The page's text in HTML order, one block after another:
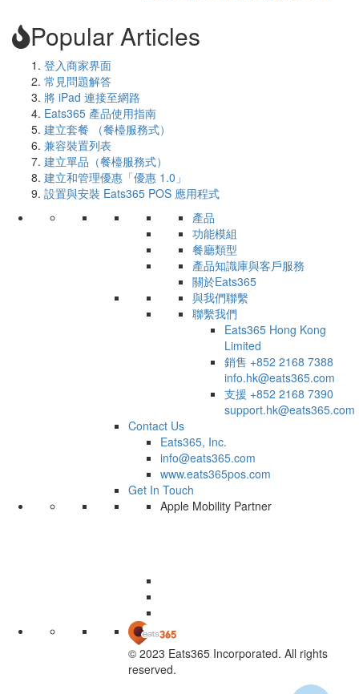
Popular Articles
登入商家界面
常見問題解答
將 iPad 連接至網路
Eats365 產品使用指南
建立套餐 （餐檯服務式）
兼容裝置列表
建立單品（餐檯服務式）
建立和管理優惠「優惠 1.0」
設置與安裝 Eats365 POS 應用程式
產品
功能模組
餐廳類型
產品知識庫與客戶服務
關於Eats365
與我們聯繫
聯繫我們
Eats365 Hong Kong
Limited
銷售 +852 2168 7388
info.hk@eats365.com
支援 +852 2168 7390
support.hk@eats365.com
Contact Us
Eats365, Inc.
info@eats365.com
www.eats365pos.com
Get In Touch
Apple Mobility Partner
© 2023 Eats365 Incorporated. All rights
reserved.